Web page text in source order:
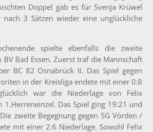
Doppel gab es für Svenja Krüwel
nach 3 Sätzen wieder eine unglückliche
spielte ebenfalls die zweite
BV Bad Essen. Zuerst traf die Mannschaft
BC 82 Osnabrück II. Das Spiel gegen
in der Kreisliga endete mit einer 0:8
war die Niederlage von Felix
1.Herreneinzel. Das Spiel ging 19:21 und
zweite Begegnung gegen SG Vörden /
mit einer 2:6 Niederlage. Sowohl Felix